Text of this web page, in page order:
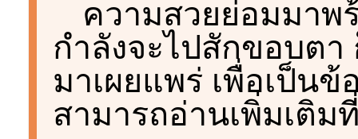
ความสวยย่อมมาพ
กำลังจะไปสักขอบต
มาเผยแพร่ เพื่อเป็น
สามารถอ่านเพิ่มเติม